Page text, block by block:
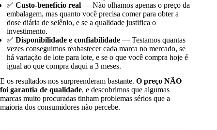
✅Custo-benefício real — Não olhamos apenas o preço da
embalagem, mas quanto você precisa comer para obter a
dose diária de selênio, e se a qualidade justifica o
investimento.
✅Disponibilidade e confiabilidade — Testamos quantas
vezes conseguimos reabastecer cada marca no mercado, se
há variação de lote para lote, e se o que você compra hoje é
igual ao que compra daqui a 3 meses.
E os resultados nos surpreenderam bastante. O preço NÃO
foi garantia de qualidade, e descobrimos que algumas
marcas muito procuradas tinham problemas sérios que a
maioria dos consumidores não percebe.